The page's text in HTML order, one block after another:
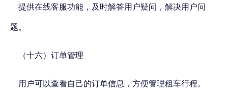
提供在线客服功能，及时解答用户疑问，解决用户问
题。
（十六）订单管理
用户可以查看自己的订单信息，方便管理租车行程。